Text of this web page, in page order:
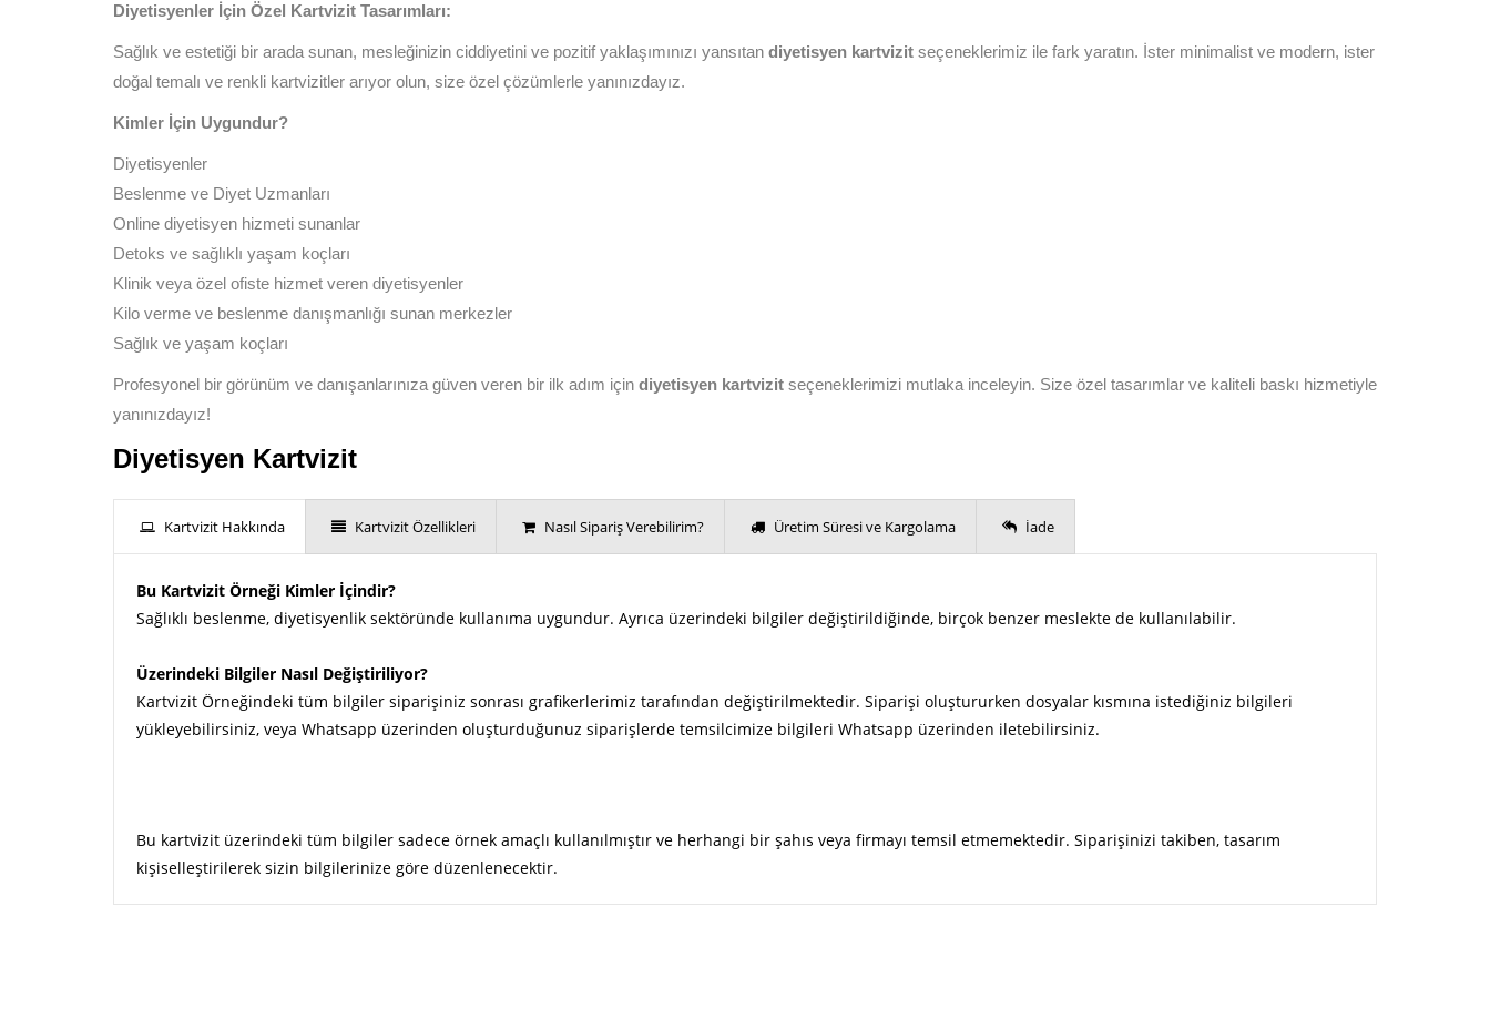
Diyetisyenler İçin Özel Kartvizit Tasarımları:
Sağlık ve estetiği bir arada sunan, mesleğinizin ciddiyetini ve pozitif yaklaşımınızı yansıtan diyetisyen kartvizit seçeneklerimiz ile fark yaratın. İster minimalist ve modern, ister
doğal temalı ve renkli kartvizitler arıyor olun, size özel çözümlerle yanınızdayız.
Kimler İçin Uygundur?
Diyetisyenler
Beslenme ve Diyet Uzmanları
Online diyetisyen hizmeti sunanlar
Detoks ve sağlıklı yaşam koçları
Klinik veya özel ofiste hizmet veren diyetisyenler
Kilo verme ve beslenme danışmanlığı sunan merkezler
Sağlık ve yaşam koçları
Profesyonel bir görünüm ve danışanlarınıza güven veren bir ilk adım için diyetisyen kartvizit seçeneklerimizi mutlaka inceleyin. Size özel tasarımlar ve kaliteli baskı hizmetiyle
yanınızdayız!
Diyetisyen Kartvizit
Kartvizit Hakkında Kartvizit Özellikleri Nasıl Sipariş Verebilirim? Üretim Süresi ve Kargolama İade
Bu Kartvizit Örneği Kimler İçindir?
Sağlıklı beslenme, diyetisyenlik sektöründe kullanıma uygundur. Ayrıca üzerindeki bilgiler değiştirildiğinde, birçok benzer meslekte de kullanılabilir.
Üzerindeki Bilgiler Nasıl Değiştiriliyor?
Kartvizit Örneğindeki tüm bilgiler siparişiniz sonrası grafikerlerimiz tarafından değiştirilmektedir. Siparişi oluştururken dosyalar kısmına istediğiniz bilgileri
yükleyebilirsiniz, veya Whatsapp üzerinden oluşturduğunuz siparişlerde temsilcimize bilgileri Whatsapp üzerinden iletebilirsiniz.
Bu kartvizit üzerindeki tüm bilgiler sadece örnek amaçlı kullanılmıştır ve herhangi bir şahıs veya firmayı temsil etmemektedir. Siparişinizi takiben, tasarım
kişiselleştirilerek sizin bilgilerinize göre düzenlenecektir.